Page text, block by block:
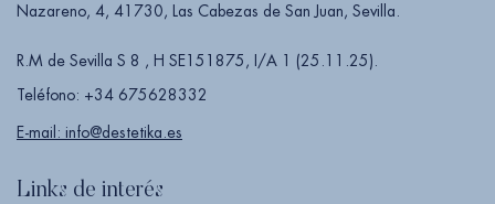
Nazareno, 4, 41730, Las Cabezas de San Juan, Sevilla.
R.M de Sevilla S 8 , H SE151875, I/A 1 (25.11.25).
Teléfono: +34 675628332
E-mail: info@destetika.es
Links de interés